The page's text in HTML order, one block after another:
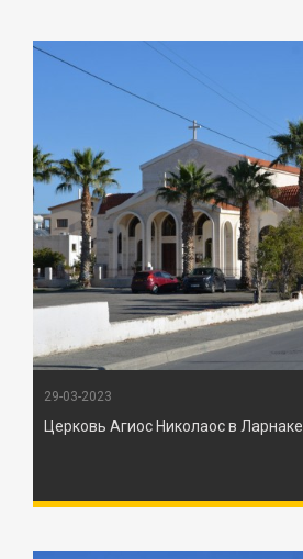
29-03-2023
Церковь Агиос Николаос в Ларнаке